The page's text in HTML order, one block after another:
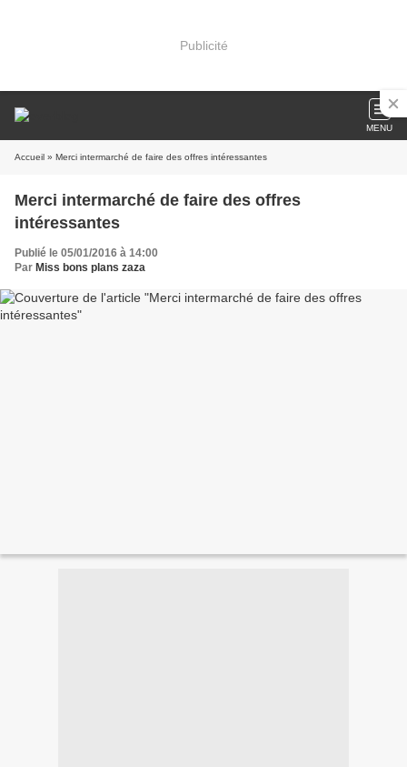
Publicité
MENU
Accueil » Merci intermarché de faire des offres intéressantes
Merci intermarché de faire des offres
intéressantes
Publié le 05/01/2016 à 14:00
Par Miss bons plans zaza